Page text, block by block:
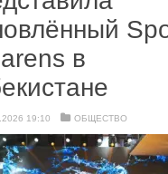
в
19:10 ОБЩЕСТВО